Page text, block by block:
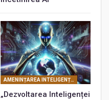
AMENINȚAREA INTELIGENȚEI ARTIFICIALE
„Dezvoltarea Inteligenței